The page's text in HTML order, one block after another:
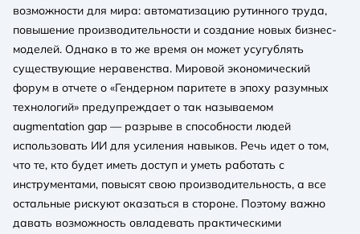
возможности для мира: автоматизацию рутинного труда,
повышение производительности и создание новых бизнес-
моделей. Однако в то же время он может усугублять
существующие неравенства. Мировой экономический
форум в отчете о «Гендерном паритете в эпоху разумных
технологий» предупреждает о так называемом
augmentation gap — разрыве в способности людей
использовать ИИ для усиления навыков. Речь идет о том,
что те, кто будет иметь доступ и уметь работать с
инструментами, повысят свою производительность, а все
остальные рискуют оказаться в стороне. Поэтому важно
давать возможность овладевать практическими